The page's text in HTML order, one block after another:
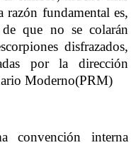
fundamental es,
que no se colarán
disfrazados,
por la dirección
Moderno(PRM)
convención interna